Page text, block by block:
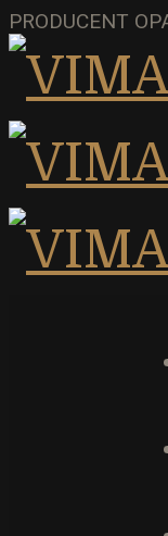
PRODUCENT